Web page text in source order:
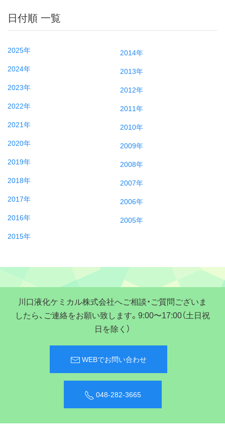
日付順 一覧
2025年
2024年
2023年
2022年
2021年
2020年
2019年
2018年
2017年
2016年
2015年
2014年
2013年
2012年
2011年
2010年
2009年
2008年
2007年
2006年
2005年
川口液化ケミカル株式会社へご相談・ご質問ございま
したら、ご連絡をお願い致します。9:00〜17:00（土日祝
日を除く）
WEBでお問い合わせ
048-282-3665